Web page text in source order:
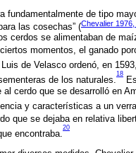
fundamentalmente de tipo
las cosechas” (Chevalier 1976,
cerdos se alimentaban de
momentos, el ganado
de Velasco ordenó, en
de los naturales.
18
cerdo que se desarrolló en
y características a un
que se dejaba en relativa
encontraba.
20